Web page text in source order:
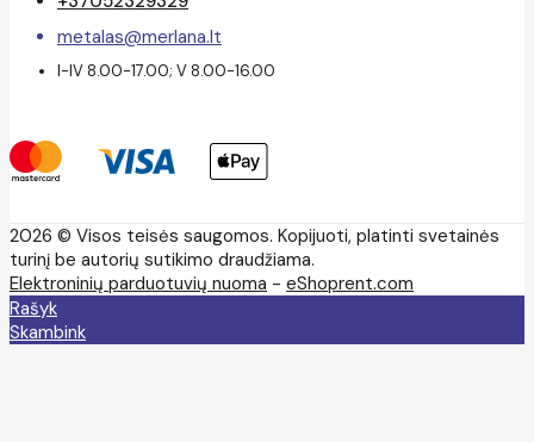
metalas@merlana.lt
I-IV 8.00-17.00; V 8.00-16.00
2026 © Visos teisės saugomos. Kopijuoti, platinti svetainės
turinį be autorių sutikimo draudžiama.
Elektroninių parduotuvių nuoma - eShoprent.com
Rašyk
Skambink